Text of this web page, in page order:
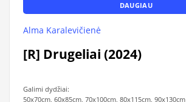
DAUGIAU
Alma Karalevičienė
[R] Drugeliai (2024)
Galimi dydžiai:
50x70cm, 60x85cm, 70x100cm, 80x115cm, 90x130cm